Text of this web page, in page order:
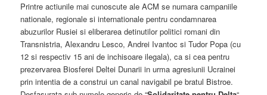
Printre actiunile mai cunoscute ale ACM se numara campaniile
nationale, regionale si internationale pentru condamnarea
abuzurilor Rusiei si eliberarea detinutilor politici romani din
Transnistria, Alexandru Lesco, Andrei Ivantoc si Tudor Popa (cu
12 si respectiv 15 ani de inchisoare ilegala), ca si cea pentru
prezervarea Biosferei Deltei Dunarii in urma agresiunii Ucrainei
prin intentia de a construi un canal navigabil pe bratul Bistroe.